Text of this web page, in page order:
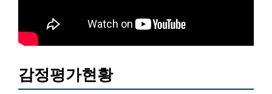
감정평가현황